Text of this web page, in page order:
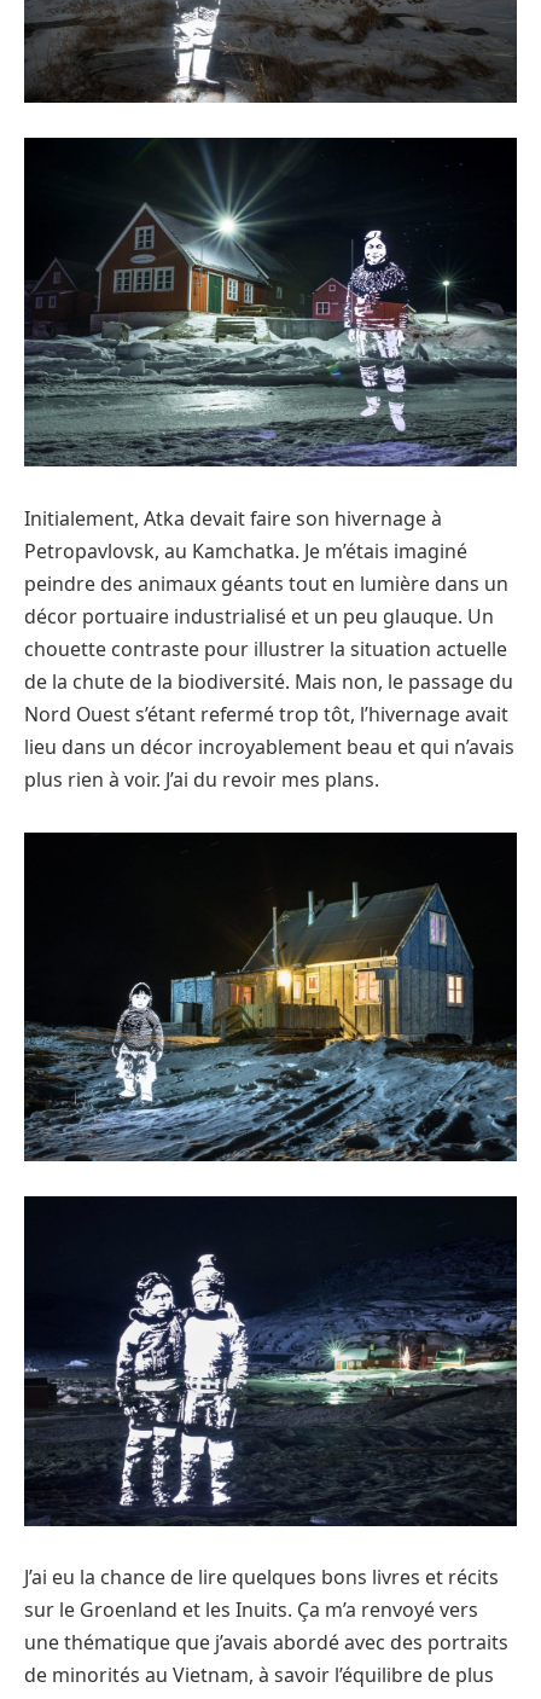
Initialement, Atka devait faire son hivernage à
Petropavlovsk, au Kamchatka. Je m’étais imaginé
peindre des animaux géants tout en lumière dans un
décor portuaire industrialisé et un peu glauque. Un
chouette contraste pour illustrer la situation actuelle
de la chute de la biodiversité. Mais non, le passage du
Nord Ouest s’étant refermé trop tôt, l’hivernage avait
lieu dans un décor incroyablement beau et qui n’avais
plus rien à voir. J’ai du revoir mes plans.
J’ai eu la chance de lire quelques bons livres et récits
sur le Groenland et les Inuits. Ça m’a renvoyé vers
une thématique que j’avais abordé avec des portraits
de minorités au Vietnam, à savoir l’équilibre de plus